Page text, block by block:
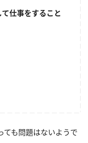
仕事をすること
ても問題はないようで